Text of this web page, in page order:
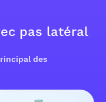
pas latéral
des